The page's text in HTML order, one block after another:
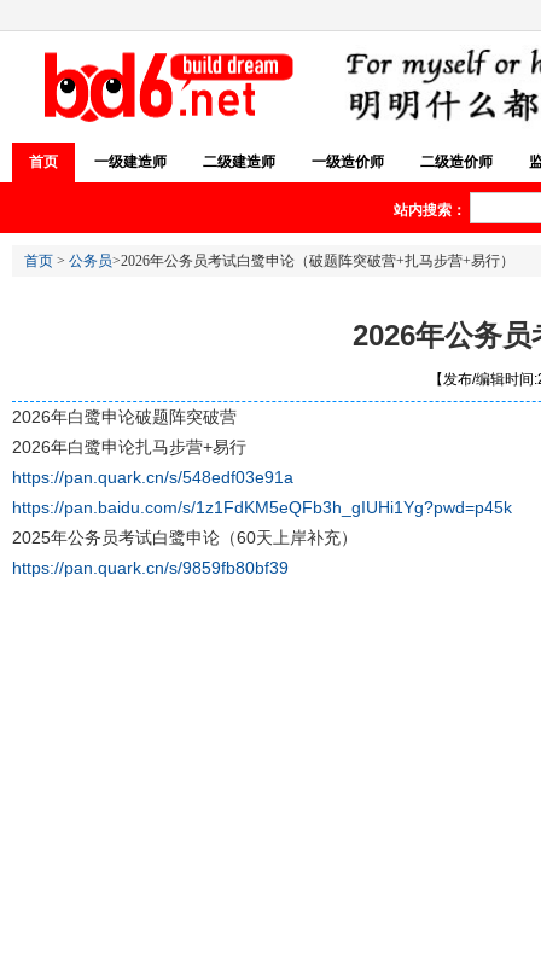
首页 一级建造师 二级建造师 一级造价师 二级造价师
站内搜索：
首页 > 公务员>2026年公务员考试白鹭申论（破题阵突破营+扎马步营+易行）
2026年公务
【发布/编辑时
2026年白鹭申论破题阵突破营
2026年白鹭申论扎马步营+易行
https://pan.quark.cn/s/548edf03e91a
https://pan.baidu.com/s/1z1FdKM5eQFb3h_gIUHi1Yg?pwd=p45k
2025年公务员考试白鹭申论（60天上岸补充）
https://pan.quark.cn/s/9859fb80bf39